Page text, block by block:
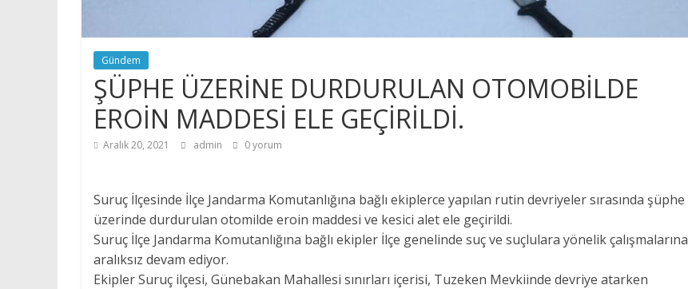
Gündem
ŞÜPHE ÜZERİNE DURDURULAN OTOMOBİLDE
EROİN MADDESİ ELE GEÇİRİLDİ.
Aralık 20, 2021 admin 0 yorum
Suruç İlçesinde İlçe Jandarma Komutanlığına bağlı ekiplerce yapılan rutin devriyeler sırasında şüphe
üzerinde durdurulan otomilde eroin maddesi ve kesici alet ele geçirildi.
Suruç İlçe Jandarma Komutanlığına bağlı ekipler İlçe genelinde suç ve suçlulara yönelik çalışmalarına
aralıksız devam ediyor.
Ekipler Suruç ilçesi, Günebakan Mahallesi sınırları içerisi, Tuzeken Mevkiinde devriye atarken